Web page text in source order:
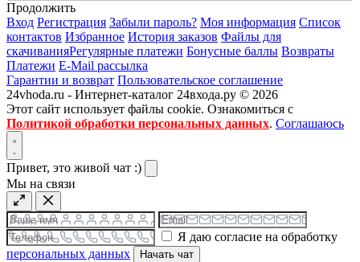
Продолжить
Вход Регистрация Забыли пароль? Моя информация Список
контактов Избранное История заказов Файлы для
скачиванияРегулярные платежи Бонусные баллы Возвраты
Платежи E-Mail рассылка
Гарантии и возврат Пользовательское соглашение
24vhoda.ru - Интернет-каталог 24входа.ру © 2026
Этот сайт использует файлы cookie. Ознакомиться с
Политикой обработки персональных данных. Соглашаюсь
Привет, это живой чат :)
Мы на связи
Я даю согласие на обработку
персональных данных
Начать чат